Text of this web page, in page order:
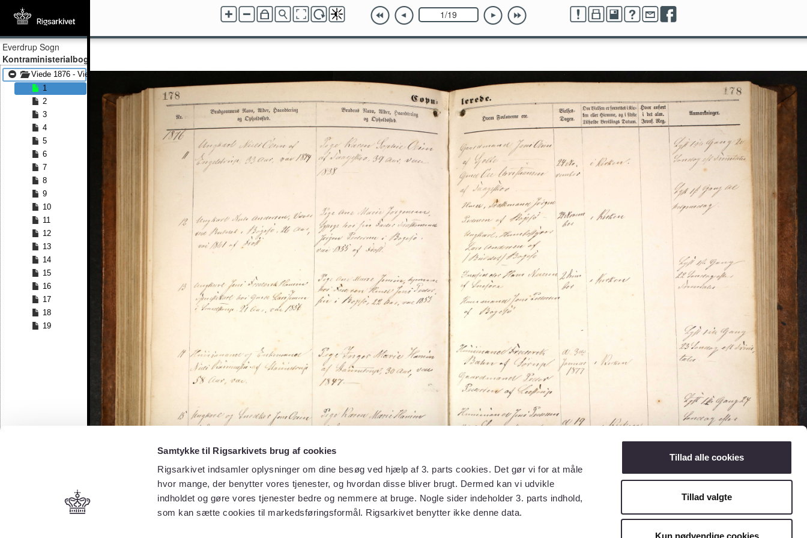
Samtykke til Rigsarkivets brug af cookies
Rigsarkivet indsamler oplysninger om dine besøg ved hjælp af 3. parts cookies. Det gør vi for at måle
hvor mange, der benytter vores tjenester, og hvordan disse bliver brugt. Dermed kan vi udvikle
indholdet og gøre vores tjenester bedre og nemmere at bruge. Nogle sider indeholder 3. parts indhold,
som kan sætte cookies til markedsføringsformål. Rigsarkivet benytter ikke denne data.
Tillad alle cookies
Tillad valgte
Kun nødvendige cookies
Everdrup Sogn
Kontraministerialbog
Viede 1876 - Viede 1885
1
2
3
4
5
6
7
8
9
10
11
12
13
14
15
16
17
18
19